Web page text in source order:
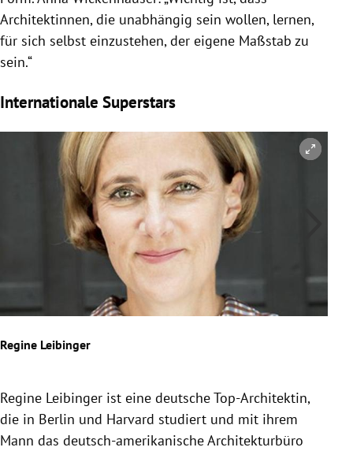
Architektinnen, die unabhängig sein wollen, lernen,
für sich selbst einzustehen, der eigene Maßstab zu
sein.“
Internationale Superstars
Regine Leibinger
Regine Leibinger ist eine deutsche Top-Architektin,
die in Berlin und Harvard studiert und mit ihrem
Mann das deutsch-amerikanische Architekturbüro